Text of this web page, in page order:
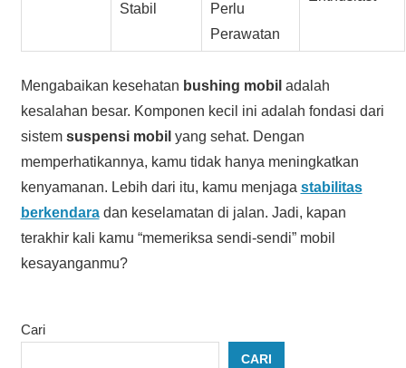
Stabil
Perlu
Perawatan
Mengabaikan kesehatan bushing mobil adalah
kesalahan besar. Komponen kecil ini adalah fondasi dari
sistem suspensi mobil yang sehat. Dengan
memperhatikannya, kamu tidak hanya meningkatkan
kenyamanan. Lebih dari itu, kamu menjaga stabilitas
berkendaradan keselamatan di jalan. Jadi, kapan
terakhir kali kamu “memeriksa sendi-sendi” mobil
kesayanganmu?
Cari
CARI